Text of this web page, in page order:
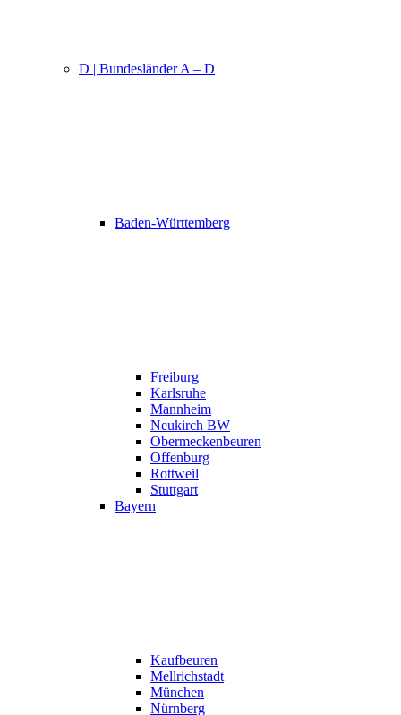
D | Bundesländer A – D
Baden-Württemberg
Freiburg
Karlsruhe
Mannheim
Neukirch BW
Obermeckenbeuren
Offenburg
Rottweil
Stuttgart
Bayern
Kaufbeuren
Mellrichstadt
München
Nürnberg